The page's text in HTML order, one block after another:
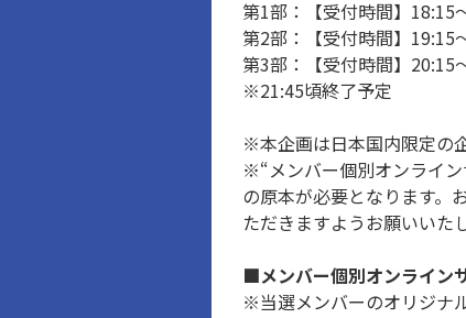
第1部：【受付時間】
第2部：【受付時間】
第3部：【受付時間】
※21:45頃終了予定
※本企画は日本国内限定の
※“メンバー個別オンライ
の原本が必要となります。
ただきますようお願いいた
■メンバー個別オンライン
※当選メンバーのオリジナ